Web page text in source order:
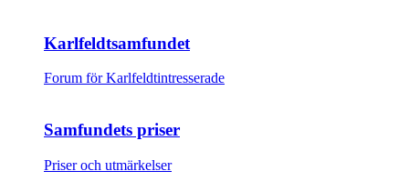
Karlfeldtsamfundet
Forum för Karlfeldtintresserade
Samfundets priser
Priser och utmärkelser